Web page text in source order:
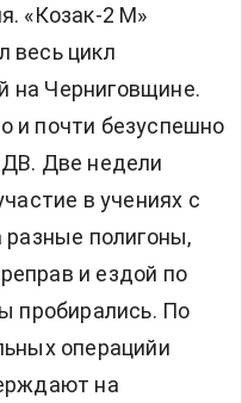
«Козак-2 М»
весь цикл
на Черниговщине.
и почти безуспешно
Две недели
в учениях с
разные полигоны,
и ездой по
пробирались. По
операцийи
на